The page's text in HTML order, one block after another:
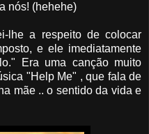
nós! (hehehe)
lhe a respeito de colocar
e ele imediatamente
Era uma canção muito
"Help Me" , que fala de
mãe .. o sentido da vida e